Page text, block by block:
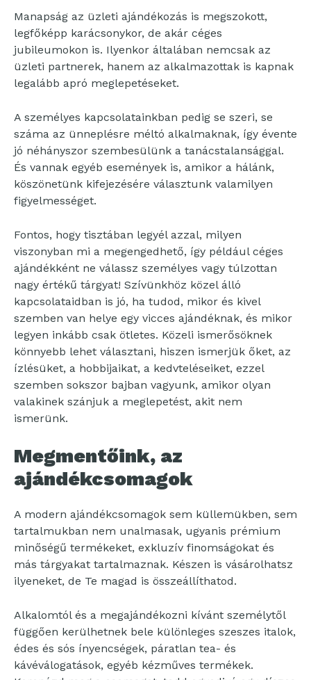
Manapság az üzleti ajándékozás is megszokott,
legfőképp karácsonykor, de akár céges
jubileumokon is. Ilyenkor általában nemcsak az
üzleti partnerek, hanem az alkalmazottak is kapnak
legalább apró meglepetéseket.
A személyes kapcsolatainkban pedig se szeri, se
száma az ünneplésre méltó alkalmaknak, így évente
jó néhányszor szembesülünk a tanácstalansággal.
És vannak egyéb események is, amikor a hálánk,
köszönetünk kifejezésére választunk valamilyen
figyelmességet.
Fontos, hogy tisztában legyél azzal, milyen
viszonyban mi a megengedhető, így például céges
ajándékként ne válassz személyes vagy túlzottan
nagy értékű tárgyat! Szívünkhöz közel álló
kapcsolataidban is jó, ha tudod, mikor és kivel
szemben van helye egy vicces ajándéknak, és mikor
legyen inkább csak ötletes. Közeli ismerősöknek
könnyebb lehet választani, hiszen ismerjük őket, az
ízlésüket, a hobbijaikat, a kedvteléseiket, ezzel
szemben sokszor bajban vagyunk, amikor olyan
valakinek szánjuk a meglepetést, akit nem
ismerünk.
Megmentőink, az
ajándékcsomagok
A modern ajándékcsomagok sem küllemükben, sem
tartalmukban nem unalmasak, ugyanis prémium
minőségű termékeket, exkluzív finomságokat és
más tárgyakat tartalmaznak. Készen is vásárolhatsz
ilyeneket, de Te magad is összeállíthatod.
Alkalomtól és a megajándékozni kívánt személytől
függően kerülhetnek bele különleges szeszes italok,
édes és sós ínyencségek, páratlan tea- és
kávéválogatások, egyéb kézműves termékek.